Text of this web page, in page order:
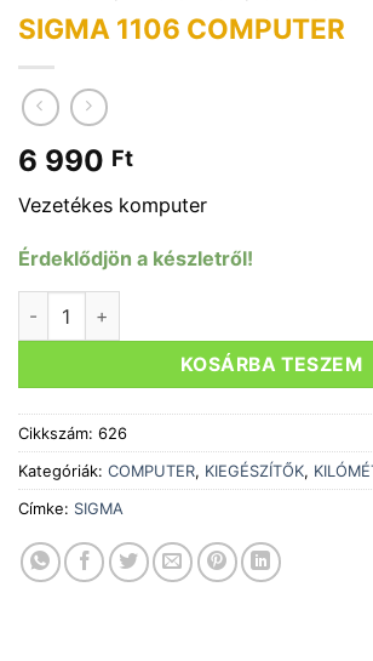
SIGMA 1106 COMPUTER
6 990 Ft
Vezetékes komputer
Érdeklődjön a készletről!
KOSÁRBA TESZEM
Cikkszám: 626
Kategóriák: COMPUTER, KIEGÉSZÍTŐK,
Címke: SIGMA